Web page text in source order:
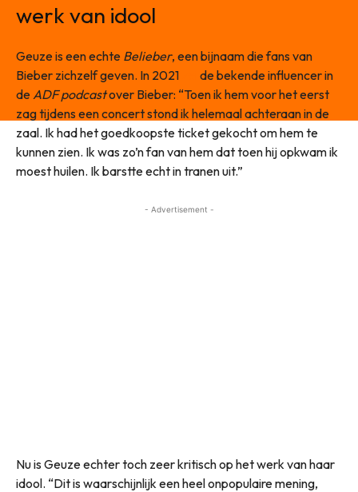
werk van idool
Geuze is een echte Belieber, een bijnaam die fans van
Bieber zichzelf geven. In 2021
de bekende influencer in
de ADF podcastover Bieber: “Toen ik hem voor het eerst
zag tijdens een concert stond ik helemaal achteraan in de
zaal. Ik had het goedkoopste ticket gekocht om hem te
kunnen zien. Ik was zo’n fan van hem dat toen hij opkwam ik
moest huilen. Ik barstte echt in tranen uit.”
- Advertisement -
Nu is Geuze echter toch zeer kritisch op het werk van haar
idool. “Dit is waarschijnlijk een heel onpopulaire mening,